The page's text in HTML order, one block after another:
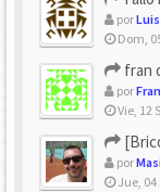
por
Dom,
fran
por
Vie, 12
por
Jue, 04